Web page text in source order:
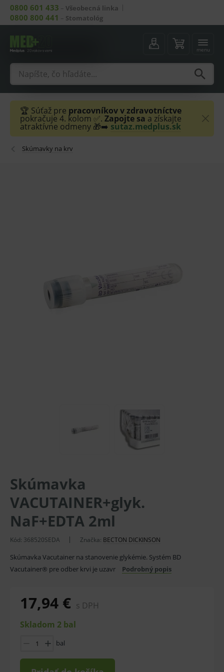
0800 601 433 – Všeobecná linka
0800 800 441 – Stomatológ
menu
🏆 Súťaž pre pracovníkov v zdravotníctve
pokračuje 4. kolom ✅. Zapojte sa a získajte
atraktívne odmeny 🎁➡️ sutaz.medplus.sk
Skúmavky na krv
Skúmavka
VACUTAINER+glyk.
NaF+EDTA 2ml
Kód: 368520SEDA Značka: BECTON DICKINSON
Skúmavka Vacutainer na stanovenie glykémie. Systém BD
Vacutainer® pre odber krvi je uzavr
Podrobný popis
17,94 € s DPH
Skladom 2 bal
bal